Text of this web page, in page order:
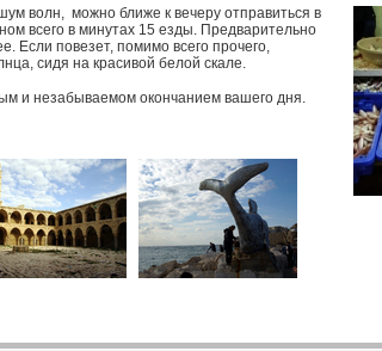
волн, можно ближе к вечеру отправиться в
всего в минутах 15 езды. Предварительно
Если повезет, помимо всего прочего,
сидя на красивой белой скале.
и незабываемом окончанием вашего дня.